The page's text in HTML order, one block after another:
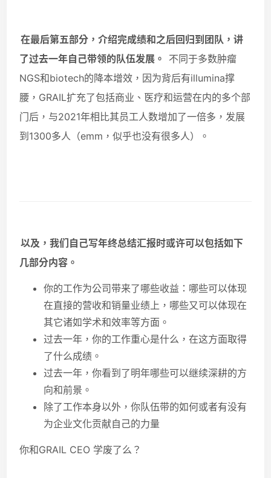
在最后第五部分，介绍完成绩和之后回归到团队，讲
了过去一年自己带领的队伍发展。
不同于多数肿瘤
NGS和biotech的降本增效，因为背后有illumina撑
腰，GRAIL扩充了包括商业、医疗和运营在内的多个部
门后，与2021年相比其员工人数增加了一倍多，发展
到1300多人（emm，似乎也没有很多人）。
以及，我们自己写年终总结汇报时或许可以包括如下
几部分内容。
你的工作为公司带来了哪些收益：哪些可以体现
在直接的营收和销量业绩上，哪些又可以体现在
其它诸如学术和效率等方面。
过去一年，你的工作重心是什么，在这方面取得
了什么成绩。
过去一年，你看到了明年哪些可以继续深耕的方
向和前景。
除了工作本身以外，你队伍带的如何或者有没有
为企业文化贡献自己的力量
你和GRAIL CEO 学废了么？